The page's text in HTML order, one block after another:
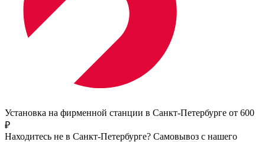
Установка на фирменной станции в Санкт-Петербурге от 600
₽
Находитесь не в Санкт-Петербурге? Самовывоз с нашего